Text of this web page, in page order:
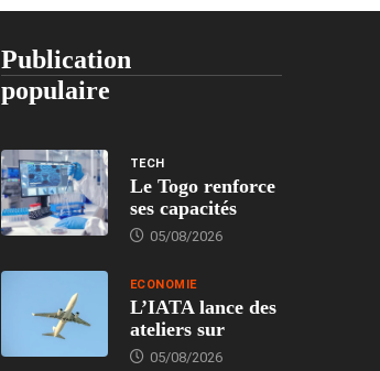
Publication
populaire
TECH
Le Togo renforce
ses capacités
05/08/2026
ECONOMIE
L’IATA lance des
ateliers sur
05/08/2026